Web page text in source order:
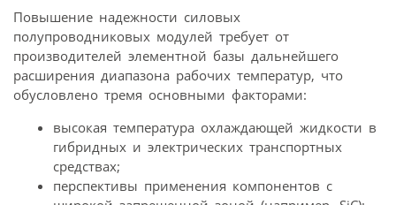
Повышение надежности силовых
полупроводниковых модулей требует от
производителей элементной базы дальнейшего
расширения диапазона рабочих температур, что
обусловлено тремя основными факторами:
высокая температура охлаждающей жидкости в
гибридных и электрических транспортных
средствах;
перспективы применения компонентов с